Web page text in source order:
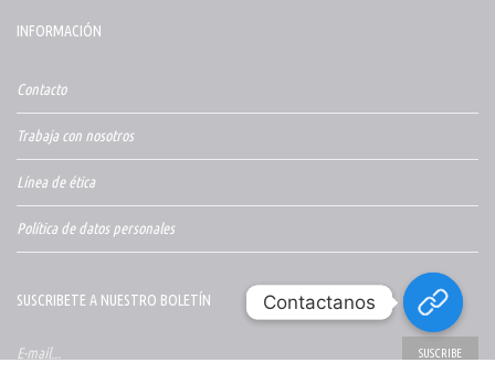
INFORMACIÓN
Contacto
Trabaja con nosotros
Línea de ética
Política de datos personales
SUSCRIBETE A NUESTRO BOLETÍN Contactanos
Contactanos